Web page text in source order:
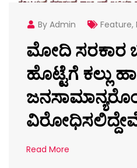
By Admin Feature,
ಮೋದಿ ಸರಕಾರ
ಹೊಟ್ಟೆಗೆ ಕಲ್ಲು
Read More